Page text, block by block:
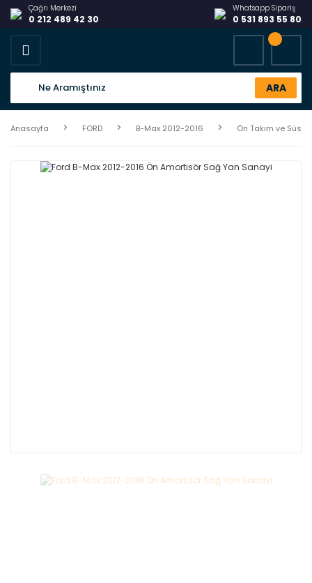
Çağrı Merkezi
0 212 489 42 30
Whatsapp Sipariş
0 531 893 55 80
ARA
Anasayfa FORD B-Max 2012-2016 Ön Takım ve